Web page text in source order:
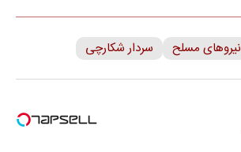
نیروهای مسلح سردار شکارچی